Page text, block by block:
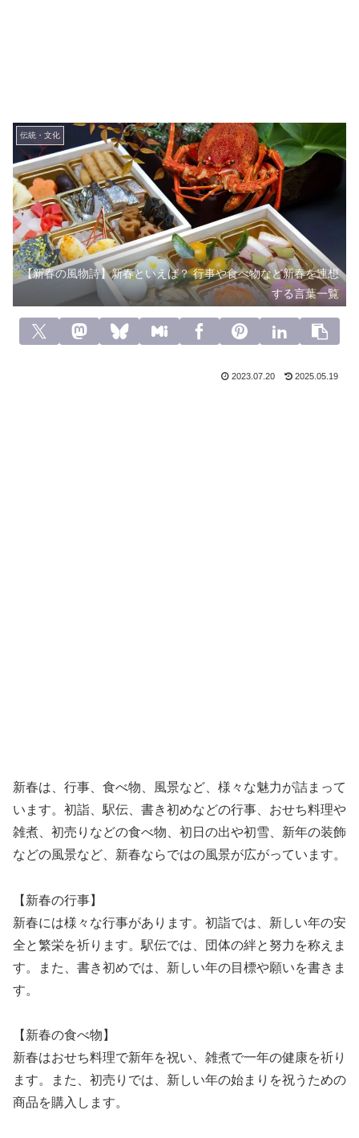
伝統・文化
【新春の風物詩】新春といえば？ 行事や食べ物など新春を連想
する言葉一覧
2023.07.20 2025.05.19
新春は、行事、食べ物、風景など、様々な魅力が詰まって
います。初詣、駅伝、書き初めなどの行事、おせち料理や
雑煮、初売りなどの食べ物、初日の出や初雪、新年の装飾
などの風景など、新春ならではの風景が広がっています。
【新春の行事】
新春には様々な行事があります。初詣では、新しい年の安
全と繁栄を祈ります。駅伝では、団体の絆と努力を称えま
す。また、書き初めでは、新しい年の目標や願いを書きま
す。
【新春の食べ物】
新春はおせち料理で新年を祝い、雑煮で一年の健康を祈り
ます。また、初売りでは、新しい年の始まりを祝うための
商品を購入します。